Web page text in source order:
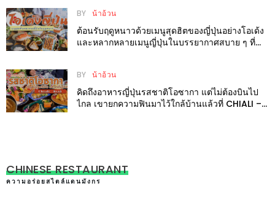
ปี
2557
ชิง
รางวัล
กับ
อ้วน
BY น้าอ้วน
ต้อนรับฤดูหนาวด้วยเมนูสุดฮิตของญี่ปุ่นอย่างโอเด้ง
และหลากหลายเมนูญี่ปุ่นในบรรยากาศสบาย ๆ ที่
BY น้าอ้วน
คิดถึงอาหารญี่ปุ่นรสชาติโอซากา แต่ไม่ต้องบินไป
ไกล เขายกความฟินมาไว้ใกล้บ้านแล้วที่ CHIALI –
CHINESE RESTAURANT
ความอร่อยสไตล์แดนมังกร